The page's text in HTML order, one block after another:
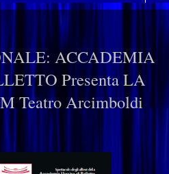
ACCADEMIA
Presenta LA
Teatro Arcimboldi